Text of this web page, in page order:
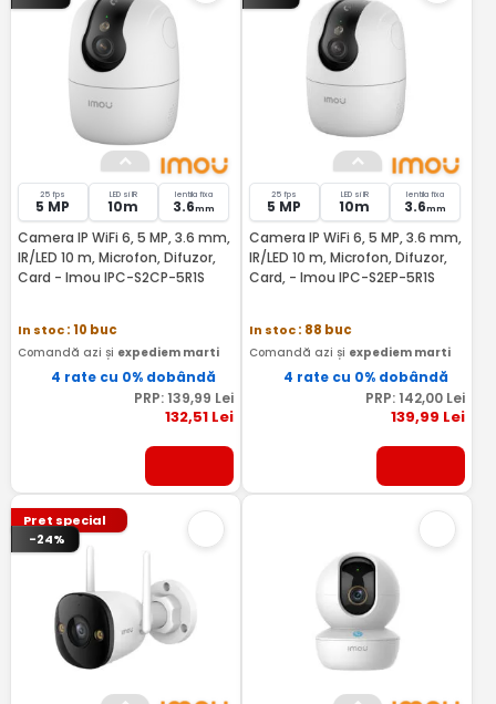
25 fps
5 MP
LED si IR
10m
lentila fixa
3.6mm
Camera IP WiFi 6, 5 MP, 3.6 mm,
IR/LED 10 m, Microfon, Difuzor,
Card - Imou IPC-S2CP-5R1S
In stoc: 10 buc
Comandă azi și expediem marti
4 rate cu 0% dobândă
PRP: 139,99 Lei
132,51Lei
25 fps
5 MP
LED si IR
10m
lentila fixa
3.6mm
Camera IP WiFi 6, 5 MP, 3.6 mm,
IR/LED 10 m, Microfon, Difuzor,
Card, - Imou IPC-S2EP-5R1S
In stoc: 88 buc
Comandă azi și expediem marti
4 rate cu 0% dobândă
PRP: 142,00 Lei
139,99 Lei
Pret special
-24%